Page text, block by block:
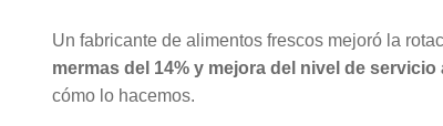
Un fabricante de alimentos frescos mejoró la
mermas del 14% y mejora del nivel de servicio
cómo lo hacemos.